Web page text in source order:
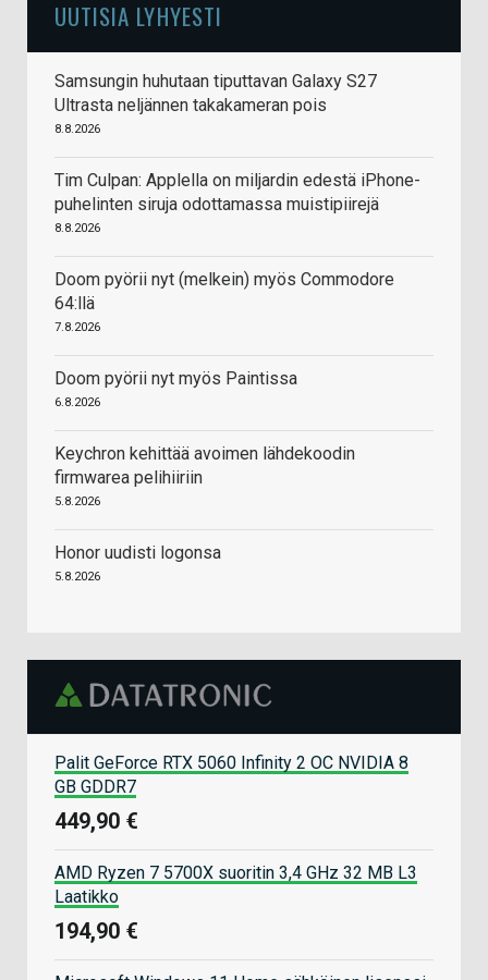
UUTISIA LYHYESTI
Samsungin huhutaan tiputtavan Galaxy S27
Ultrasta neljännen takakameran pois
8.8.2026
Tim Culpan: Applella on miljardin edestä iPhone-
puhelinten siruja odottamassa muistipiirejä
8.8.2026
Doom pyörii nyt (melkein) myös Commodore
64:llä
7.8.2026
Doom pyörii nyt myös Paintissa
6.8.2026
Keychron kehittää avoimen lähdekoodin
firmwarea pelihiiriin
5.8.2026
Honor uudisti logonsa
5.8.2026
Palit GeForce RTX 5060 Infinity 2 OC NVIDIA 8
GB GDDR7
449,90 €
AMD Ryzen 7 5700X suoritin 3,4 GHz 32 MB L3
Laatikko
194,90 €